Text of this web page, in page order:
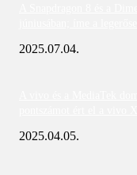
2025.07.04.
2025.04.05.